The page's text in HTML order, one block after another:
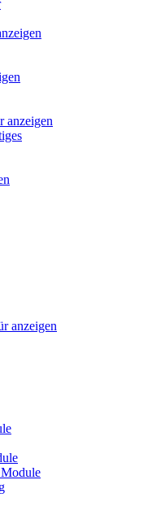
anzeigen
anzeigen